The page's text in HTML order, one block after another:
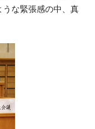
な緊張感の中、真